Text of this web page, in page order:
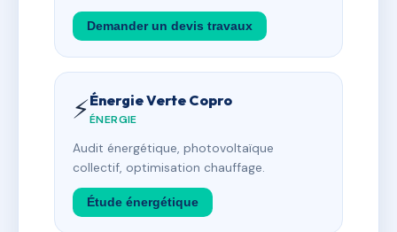
Demander un devis travaux
⚡Énergie Verte Copro
ÉNERGIE
Audit énergétique, photovoltaïque
collectif, optimisation chauffage.
Étude énergétique